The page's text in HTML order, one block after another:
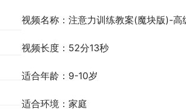
视频名称：注意力训练教案(魔块版)-高
视频长度：52分13秒
适合年龄：9-10岁
适合环境：家庭